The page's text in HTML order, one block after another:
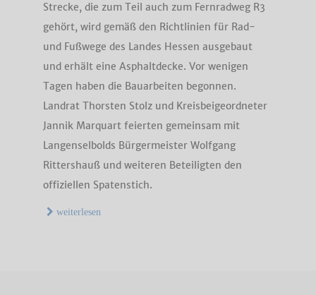
Strecke, die zum Teil auch zum Fernradweg R3
gehört, wird gemäß den Richtlinien für Rad-
und Fußwege des Landes Hessen ausgebaut
und erhält eine Asphaltdecke. Vor wenigen
Tagen haben die Bauarbeiten begonnen.
Landrat Thorsten Stolz und Kreisbeigeordneter
Jannik Marquart feierten gemeinsam mit
Langenselbolds Bürgermeister Wolfgang
Rittershauß und weiteren Beteiligten den
offiziellen Spatenstich.
weiterlesen